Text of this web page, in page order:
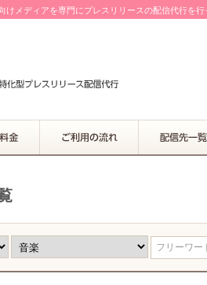
けメディアを専門にプレスリリースの配信代行を
フリーワー